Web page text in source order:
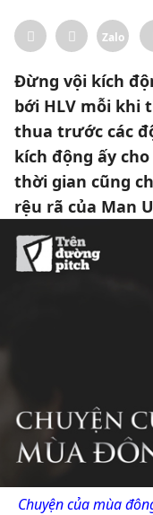
Zalo
Đừng vội kích
bới HLV mỗi khi
thua trước các
kích động ấy
thời gian cũng
rệu rã của Man
Chuyện của mùa